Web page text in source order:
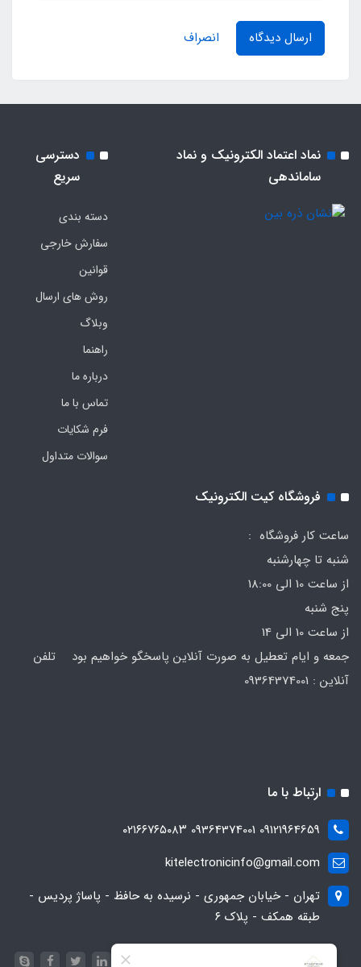
ارسال دیدگاه انصراف
نماد اعتماد الکترونیک و نماد
ساماندهی
دسترسی
سریع
دسته بندی
سفارش خارجی
قوانین
روش های ارسال
وبلاگ
راهنما
درباره ما
تماس با ما
فرم‌ شکایات
سوالات متداول
فروشگاه کیت الکترونیک
ساعت کار فروشگاه :
شنبه تا چهارشنبه
از ساعت 10 الی 18:00
پنج شنبه
از ساعت 10 الی 14
جمعه و ایام تعطیل به صورت آنلاین پاسخگو خواهیم بود تلفن
ارتباط با ما
09121964659 09364374001 ۰۲۱۶۶۷۶۵۰۸۳
kitelectronicinfo@gmail.com
تهران - خیابان جمهوری - نرسیده به حافظ - پاساژ پردیس -
طبقه همکف - پلاک ۶